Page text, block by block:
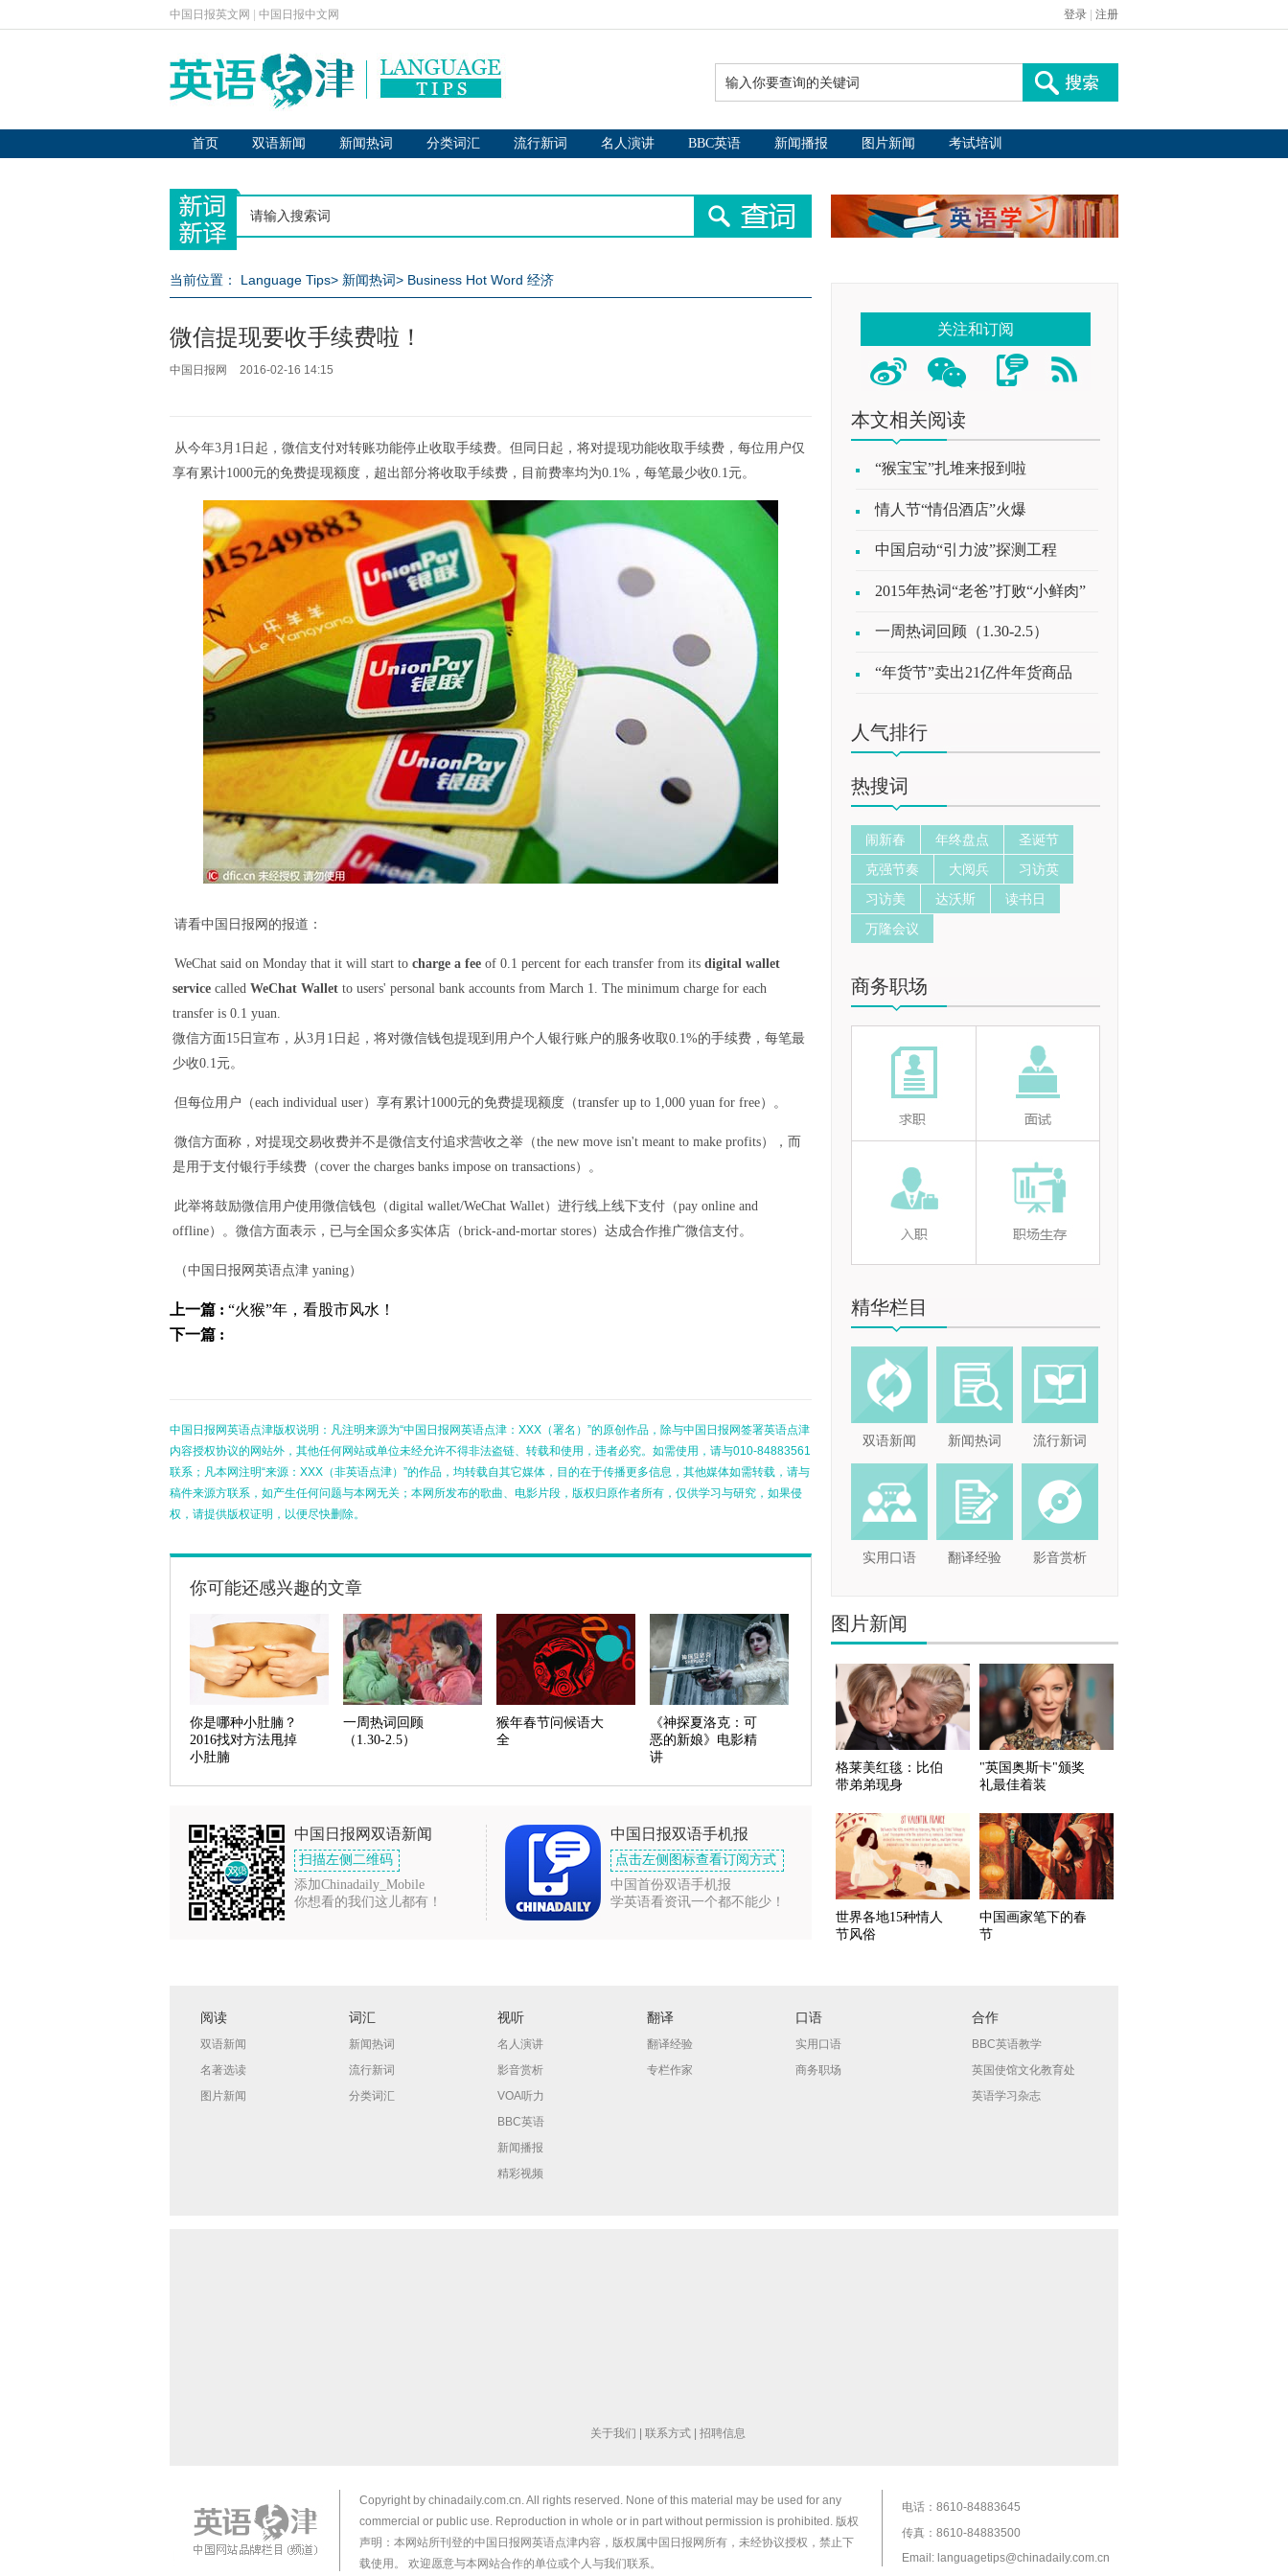
中国日报英文网 中国日报中文网 登录 注册
首页 双语新闻 新闻热词 分类词汇 流行新词 名人演讲 BBC英语 新闻播报 图片新闻 考试培训
当前位置： Language Tips> 新闻热词> Business Hot Word 经济
微信提现要收手续费啦！
中国日报网 2016-02-16 14:15
从今年3月1日起，微信支付对转账功能停止收取手续费。但同日起，将对提现功能收取手续费，每位用户仅
享有累计1000元的免费提现额度，超出部分将收取手续费，目前费率均为0.1%，每笔最少收0.1元。
请看中国日报网的报道：
WeChat said on Monday that it will start to charge a fee of 0.1 percent for each transfer from its digital wallet
service called WeChat Wallet to users' personal bank accounts from March 1. The minimum charge for each
transfer is 0.1 yuan.
微信方面15日宣布，从3月1日起，将对微信钱包提现到用户个人银行账户的服务收取0.1%的手续费，每笔最
少收0.1元。
但每位用户（each individual user）享有累计1000元的免费提现额度（transfer up to 1,000 yuan for free）。
微信方面称，对提现交易收费并不是微信支付追求营收之举（the new move isn't meant to make profits），而
是用于支付银行手续费（cover the charges banks impose on transactions）。
此举将鼓励微信用户使用微信钱包（digital wallet/WeChat Wallet）进行线上线下支付（pay online and
offline）。微信方面表示，已与全国众多实体店（brick-and-mortar stores）达成合作推广微信支付。
（中国日报网英语点津 yaning）
上一篇 : “火猴”年，看股市风水！
下一篇 :
中国日报网英语点津版权说明：凡注明来源为“中国日报网英语点津：XXX（署名）”的原创作品，除与中国日报网签署英语点津
内容授权协议的网站外，其他任何网站或单位未经允许不得非法盗链、转载和使用，违者必究。如需使用，请与010-84883561
联系；凡本网注明“来源：XXX（非英语点津）”的作品，均转载自其它媒体，目的在于传播更多信息，其他媒体如需转载，请与
稿件来源方联系，如产生任何问题与本网无关；本网所发布的歌曲、电影片段，版权归原作者所有，仅供学习与研究，如果侵
权，请提供版权证明，以便尽快删除。
你可能还感兴趣的文章
你是哪种小肚腩？
2016找对方法甩掉
小肚腩
一周热词回顾
（1.30-2.5）
猴年春节问候语大
全
《神探夏洛克：可
恶的新娘》电影精
讲
中国日报网双语新闻
扫描左侧二维码
添加Chinadaily_Mobile
你想看的我们这儿都有！
中国日报双语手机报
点击左侧图标查看订阅方式
中国首份双语手机报
学英语看资讯一个都不能少！
关注和订阅
本文相关阅读
“猴宝宝”扎堆来报到啦
情人节“情侣酒店”火爆
中国启动“引力波”探测工程
2015年热词“老爸”打败“小鲜肉”
一周热词回顾（1.30-2.5）
“年货节”卖出21亿件年货商品
人气排行
热搜词
闹新春 年终盘点
圣诞节
克强节奏
大阅兵
习访英
习访美
达沃斯
读书日
万隆会议
商务职场
精华栏目
双语新闻 新闻热词 流行新词
实用口语 翻译经验 影音赏析
图片新闻
格莱美红毯：比伯
带弟弟现身
"英国奥斯卡"颁奖
礼最佳着装
世界各地15种情人
节风俗
中国画家笔下的春
节
阅读
双语新闻
名著选读
图片新闻
词汇
新闻热词
流行新词
分类词汇
视听
名人演讲
影音赏析
VOA听力
BBC英语
新闻播报
精彩视频
翻译
翻译经验
专栏作家
口语
实用口语
商务职场
合作
BBC英语教学
英国使馆文化教育处
英语学习杂志
关于我们 | 联系方式 | 招聘信息
Copyright by chinadaily.com.cn. All rights reserved. None of this material may be used for any
commercial or public use. Reproduction in whole or in part without permission is prohibited. 版权
声明：本网站所刊登的中国日报网英语点津内容，版权属中国日报网所有，未经协议授权，禁止下
载使用。 欢迎愿意与本网站合作的单位或个人与我们联系。
电话：8610-84883645
传真：8610-84883500
Email: languagetips@chinadaily.com.cn